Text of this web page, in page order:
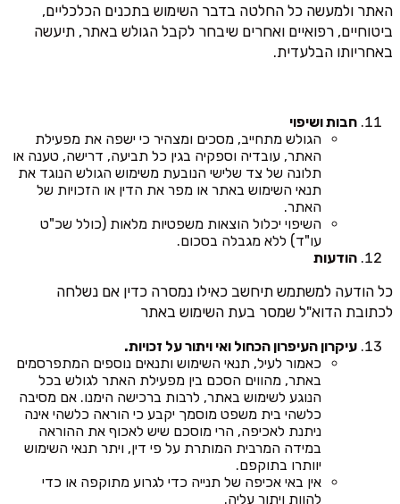
האתר ולמעשה כל החלטה בדבר השימוש בתכנים הכלכליים,
ביטוחיים, רפואיים ואחרים שיבחר לקבל הגולש באתר, תיעשה
באחריותו הבלעדית.
חבות ושיפוי
הגולש מתחייב, מסכים ומצהיר כי ישפה את מפעילת
האתר, עובדיה וספקיה בגין כל תביעה, דרישה, טענה או
תלונה של צד שלישי הנובעת משימוש הגולש הנוגד את
תנאי השימוש באתר או מפר את הדין או הזכויות של
האתר.
השיפוי יכלול הוצאות משפטיות מלאות (כולל שכ"ט
עו"ד) ללא מגבלה בסכום.
הודעות
כל הודעה למשתמש תיחשב כאילו נמסרה כדין אם נשלחה
לכתובת הדוא"ל שמסר בעת השימוש באתר
עיקרון העיפרון הכחול ואי ויתור על זכויות.
כאמור לעיל, תנאי השימוש ותנאים נוספים המתפרסמים
באתר, מהווים הסכם בין מפעילת האתר לגולש בכל
הנוגע לשימוש באתר, לרבות ברכישה הימנו. אם מסיבה
כלשהי בית משפט מוסמך יקבע כי הוראה כלשהי אינה
ניתנת לאכיפה, הרי מוסכם שיש לאכוף את ההוראה
במידה המרבית המותרת על פי דין, ויתר תנאי השימוש
יוותרו בתוקפם.
אין באי אכיפה של תנייה כדי לגרוע מתוקפה או כדי
להוות ויתור עליה.